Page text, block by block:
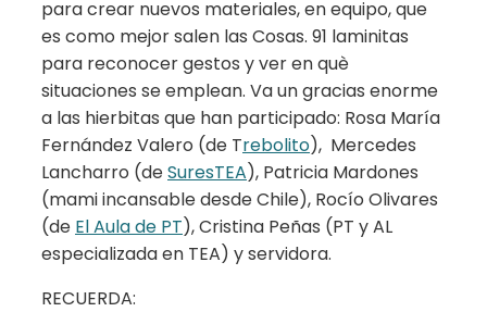
para crear nuevos materiales, en equipo, que
es como mejor salen las Cosas. 91 laminitas
para reconocer gestos y ver en què
situaciones se emplean. Va un gracias enorme
a las hierbitas que han participado: Rosa María
Fernández Valero (de Trebolito), Mercedes
Lancharro (deSuresTEA), Patricia Mardones
(mami incansable desde Chile), Rocío Olivares
(de El Aula de PT), Cristina Peñas (PT y AL
especializada en TEA) y servidora.
RECUERDA: